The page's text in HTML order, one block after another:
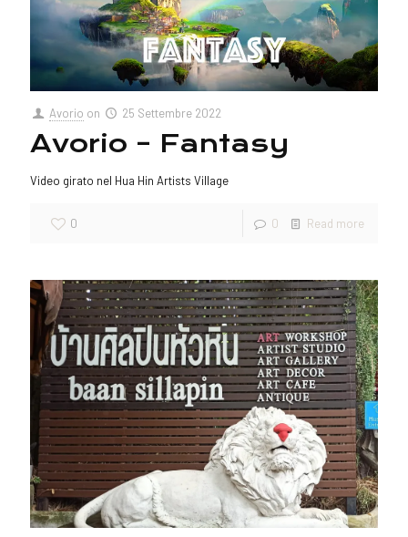
Avorio on 25 Settembre 2022
Avorio – Fantasy
Video girato nel Hua Hin Artists Village
0 0 Read more